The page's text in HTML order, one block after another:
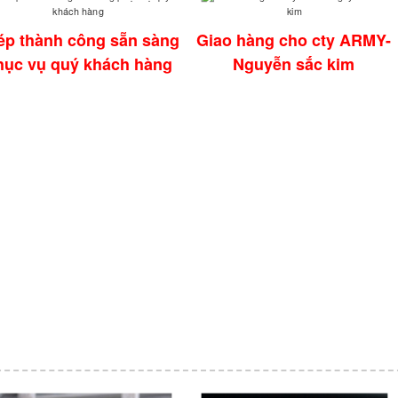
thành công sẵn sàng
vụ quý khách hàng
Giao hàng cho cty ARMY-
Nguyễn sắc kim